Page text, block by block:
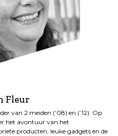
Fleur
van 2 meiden (’08) en (’12). Op
het avontuur van het
producten, leuke gadgets en de